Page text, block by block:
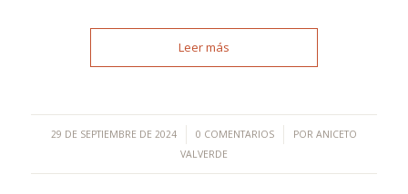
Leer más
29 DE SEPTIEMBRE DE 2024
/ 0 COMENTARIOS
/ POR ANICETO
VALVERDE